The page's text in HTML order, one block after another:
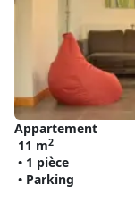
Appartement
11 m2
• 1 pièce
• Parking